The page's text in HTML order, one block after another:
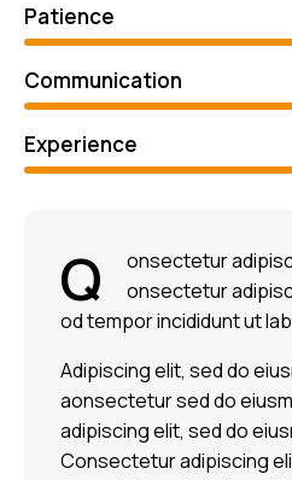
Patience
Communication
Experience
Q
onsectetur
onsectetur
od tempor incididunt ut
Adipiscing elit, sed do
aonsectetur sed do
adipiscing elit, sed do
Consectetur adipiscing